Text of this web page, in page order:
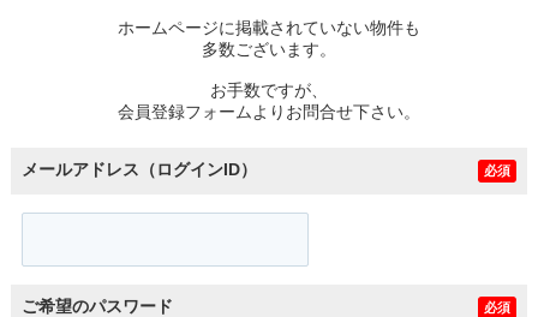
ホームページに掲載されていない物件も
多数ございます。
お手数ですが、
会員登録フォームよりお問合せ下さい。
メールアドレス（ログインID） 必須
ご希望のパスワード 必須